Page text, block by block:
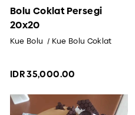
Bolu Coklat Persegi
20x20
Kue Bolu / Kue Bolu Coklat
IDR 35,000.00